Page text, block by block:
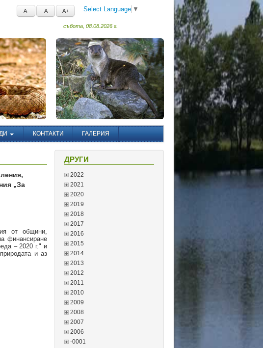
Select Language ▼
A- A A+
събота, 08.08.2026 г.
КОНТАКТИ ГАЛЕРИЯ
ДРУГИ
2022
2021
2020
2019
2018
2017
2016
2015
2014
2013
2012
2011
2010
2009
2008
2007
2006
-0001
„За
от общини,
финансиране
– 2020 г." и
и аз